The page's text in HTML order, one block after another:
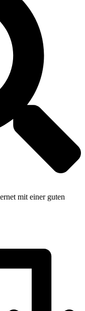
mit einer guten